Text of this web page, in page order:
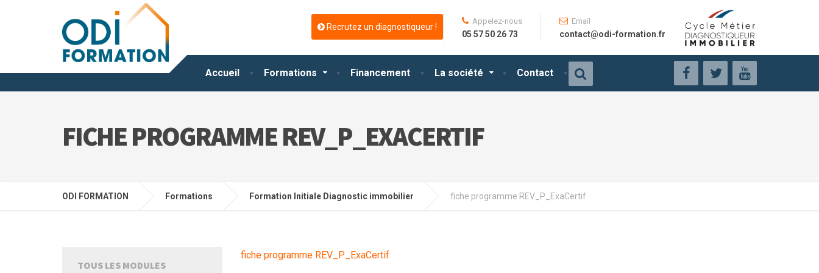
Accueil Formations Financement La société Contact
Recrutez un diagnostiqueur !
Appelez-nous
05 57 50 26 73
Email
contact@odi-formation.fr
FICHE PROGRAMME REV_P_EXACERTIF
ODI FORMATION Formations Formation Initiale Diagnostic immobilier fiche programme REV_P_ExaCertif
fiche programme REV_P_ExaCertif
TOUS LES MODULES